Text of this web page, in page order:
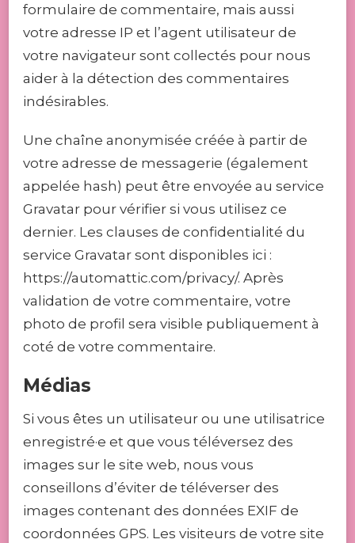
formulaire de commentaire, mais aussi
votre adresse IP et l’agent utilisateur de
votre navigateur sont collectés pour nous
aider à la détection des commentaires
indésirables.
Une chaîne anonymisée créée à partir de
votre adresse de messagerie (également
appelée hash) peut être envoyée au service
Gravatar pour vérifier si vous utilisez ce
dernier. Les clauses de confidentialité du
service Gravatar sont disponibles ici :
https://automattic.com/privacy/. Après
validation de votre commentaire, votre
photo de profil sera visible publiquement à
coté de votre commentaire.
Médias
Si vous êtes un utilisateur ou une utilisatrice
enregistré·e et que vous téléversez des
images sur le site web, nous vous
conseillons d’éviter de téléverser des
images contenant des données EXIF de
coordonnées GPS. Les visiteurs de votre site